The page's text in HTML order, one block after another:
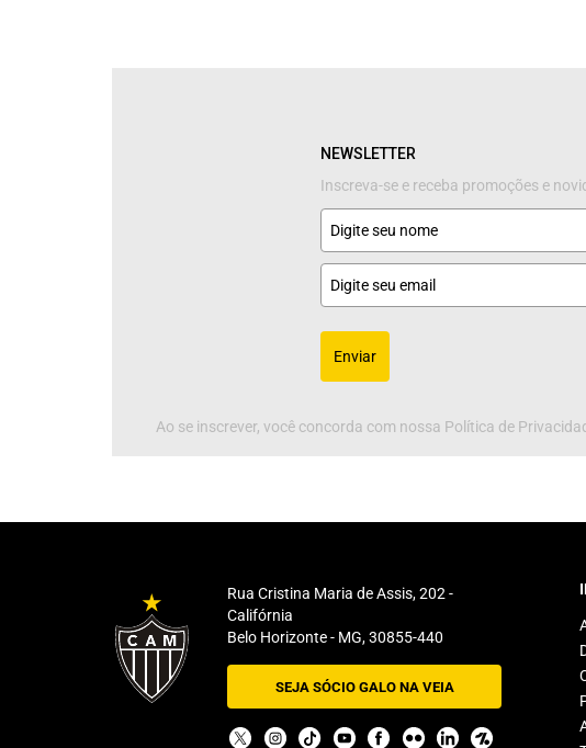
NEWSLETTER
Inscreva-se e receba promoções e
Enviar
Ao se inscrever, você concorda com nossa Política de
Rua Cristina Maria de Assis, 202 -
Califórnia
Belo Horizonte - MG, 30855-440
SEJA SÓCIO GALO NA VEIA